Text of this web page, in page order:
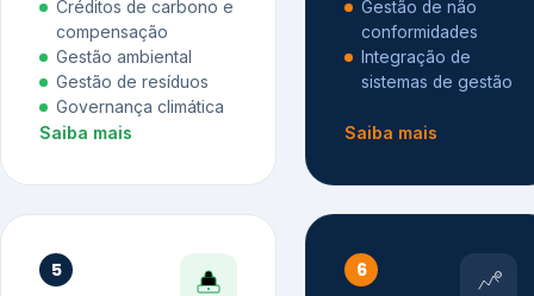
Créditos de carbono e
compensação
Gestão ambiental
Gestão de resíduos
Governança climática
Saiba mais
Gestão de não
conformidades
Integração de
sistemas de gestão
Saiba mais
5 6